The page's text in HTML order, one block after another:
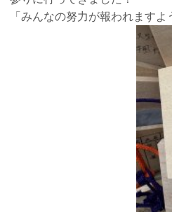
「みんなの努力が報われます